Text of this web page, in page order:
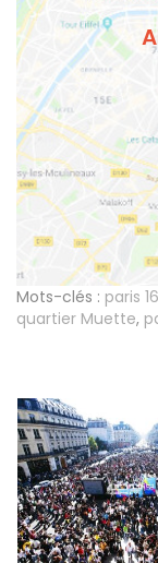
Mots-clés : paris 16
quartier Muette,